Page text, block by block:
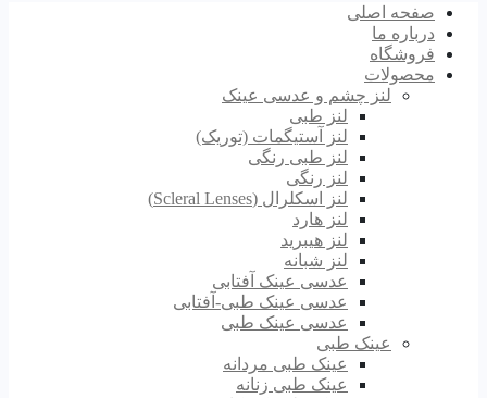
صفحه اصلی
درباره ما
فروشگاه
محصولات
لنز چشم و عدسی عینک
لنز طبی
لنز آستیگمات (توریک)
لنز طبی رنگی
لنز رنگی
لنز اسکلرال (Scleral Lenses)
لنز هارد
لنز هیبرید
لنز شبانه
عدسی عینک آفتابی
عدسی عینک طبی-آفتابی
عدسی عینک طبی
عینک طبی
عینک طبی مردانه
عینک طبی زنانه